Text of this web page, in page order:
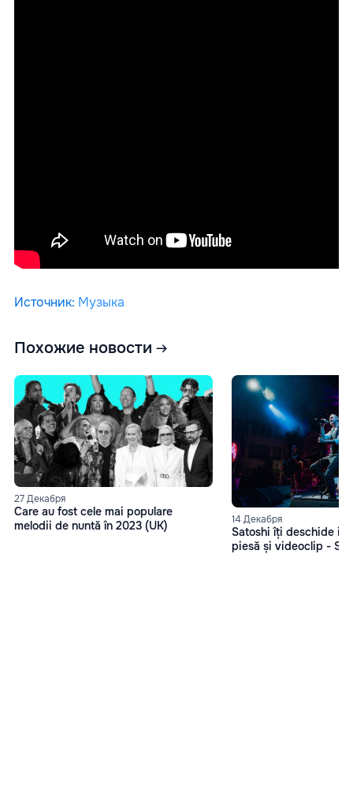
Источник: Музыка
Похожие новости
27 Декабря
Care au fost cele mai populare
melodii de nuntă în 2023 (UK)
14 Декабря
Satoshi îți deschide
piesă și videoclip -